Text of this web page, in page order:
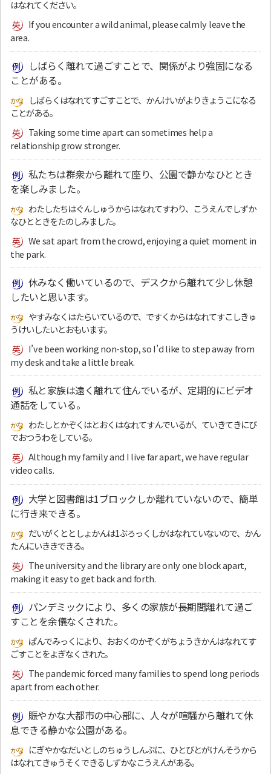
はなれてください。
If you encounter a wild animal, please calmly leave the
area.
しばらく離れて過ごすことで、関係がより強固になる
ことがある。
しばらくはなれてすごすことで、かんけいがよりきょうこになる
ことがある。
Taking some time apart can sometimes help a
relationship grow stronger.
私たちは群衆から離れて座り、公園で静かなひととき
を楽しみました。
わたしたちはぐんしゅうからはなれてすわり、こうえんでしずか
なひとときをたのしみました。
We sat apart from the crowd, enjoying a quiet moment in
the park.
休みなく働いているので、デスクから離れて少し休憩
したいと思います。
やすみなくはたらいているので、ですくからはなれてすこしきゅ
うけいしたいとおもいます。
I’ve been working non-stop, so I’d like to step away from
my desk and take a little break.
私と家族は遠く離れて住んでいるが、定期的にビデオ
通話をしている。
わたしとかぞくはとおくはなれてすんでいるが、ていきてきにび
でおつうわをしている。
Although my family and I live far apart, we have regular
video calls.
大学と図書館は1ブロックしか離れていないので、簡単
に行き来できる。
だいがくととしょかんは1ぶろっくしかはなれていないので、かん
たんにいききできる。
The university and the library are only one block apart,
making it easy to get back and forth.
パンデミックにより、多くの家族が長期間離れて過ご
すことを余儀なくされた。
ぱんでみっくにより、おおくのかぞくがちょうきかんはなれてす
ごすことをよぎなくされた。
The pandemic forced many families to spend long periods
apart from each other.
賑やかな大都市の中心部に、人々が喧騒から離れて休
息できる静かな公園がある。
にぎやかなだいとしのちゅうしんぶに、ひとびとがけんそうから
はなれてきゅうそくできるしずかなこうえんがある。